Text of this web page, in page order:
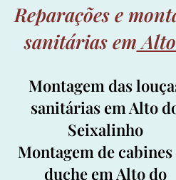
Reparações e
sanitárias em
Montagem das
sanitárias em Alto
Seixalinho
Montagem de cabines
duche em Alto do